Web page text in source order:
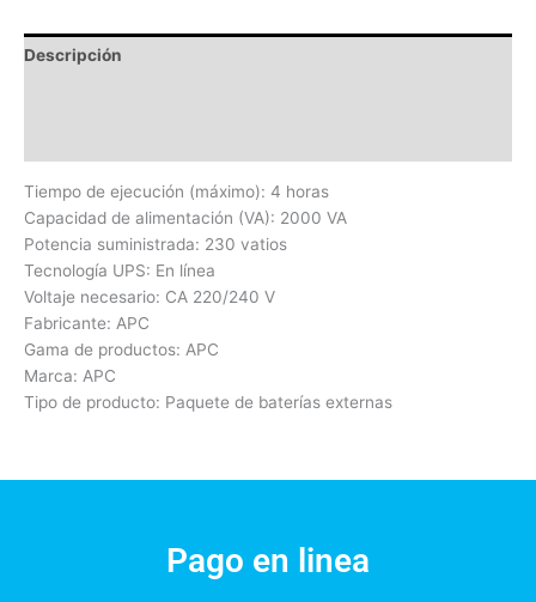
Descripción
Tiempo de ejecución (máximo): 4 horas
Capacidad de alimentación (VA): 2000 VA
Potencia suministrada: 230 vatios
Tecnología UPS: En línea
Voltaje necesario: CA 220/240 V
Fabricante: APC
Gama de productos: APC
Marca: APC
Tipo de producto: Paquete de baterías externas
Pago en linea